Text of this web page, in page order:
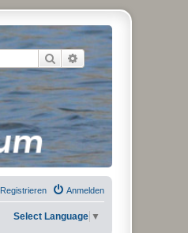
Suche Erweiterte Suche
Anmelden
Registrieren
Select Language ▼